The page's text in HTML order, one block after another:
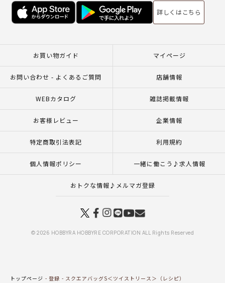
詳しくはこちら
お買い物ガイド マイページ
お問い合わせ - よくあるご質問 店舗情報
WEBカタログ 雑誌掲載情報
お客様レビュー 企業情報
特定商取引法表記 利用規約
個人情報ポリシー 一緒に働こう♪求人情報
おトクな情報♪メルマガ登録
© 2026 HOBBYRA HOBBYRE CORPORATION ALL Rights Reserved
トップページ 登録 スクエアバッグS＜ツイストリース＞（レシピ）